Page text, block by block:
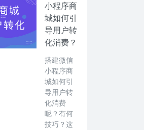
小程序商
城如何引
导用户转
化消费？
搭建微信
小程序商
城如何引
导用户转
化消费
呢？有何
技巧？这